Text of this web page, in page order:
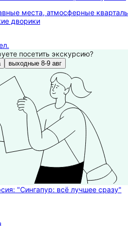
места, атмосферные
дворики
посетить экскурсию?
выходные 8-9 авг